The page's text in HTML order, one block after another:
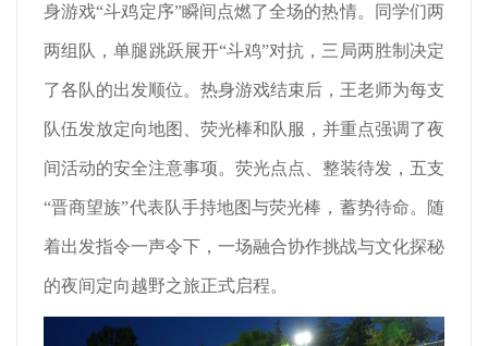
身游戏“斗鸡定序”瞬间点燃了全场的热情。同学们两
两组队，单腿跳跃展开“斗鸡”对抗，三局两胜制决定
了各队的出发顺位。热身游戏结束后，王老师为每支
队伍发放定向地图、荧光棒和队服，并重点强调了夜
间活动的安全注意事项。荧光点点、整装待发，五支
“晋商望族”代表队手持地图与荧光棒，蓄势待命。随
着出发指令一声令下，一场融合协作挑战与文化探秘
的夜间定向越野之旅正式启程。